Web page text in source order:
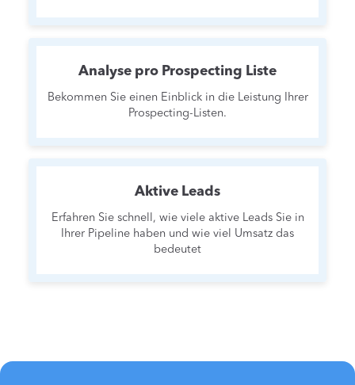
Analyse pro Prospecting Liste
Bekommen Sie einen Einblick in die Leistung Ihrer
Prospecting-Listen.
Aktive Leads
Erfahren Sie schnell, wie viele aktive Leads Sie in
Ihrer Pipeline haben und wie viel Umsatz das
bedeutet